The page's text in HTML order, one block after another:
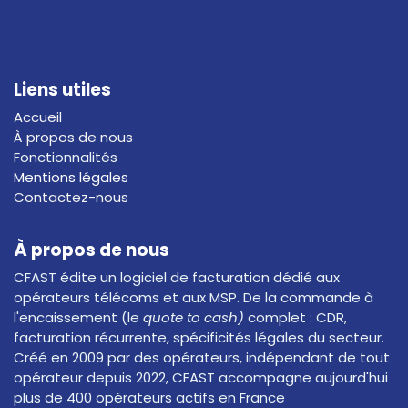
Liens utiles
Accueil
À propos de nous
Fonctionnalités
Mentions légales
Contactez-nous
À propos de nous
CFAST édite un logiciel de facturation dédié aux
opérateurs télécoms et aux MSP. De la commande à
l'encaissement (le quote to cash) complet : CDR,
facturation récurrente, spécificités légales du secteur.
Créé en 2009 par des opérateurs, indépendant de tout
opérateur depuis 2022, CFAST accompagne aujourd'hui
plus de 400 opérateurs actifs en France